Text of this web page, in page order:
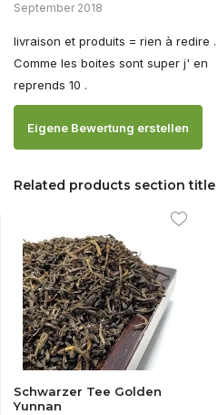
September 2018
livraison et produits = rien à redire .
Comme les boites sont super j' en
reprends 10 .
Eigene Bewertung erstellen
Related products section title
Schwarzer Tee Golden
Yunnan